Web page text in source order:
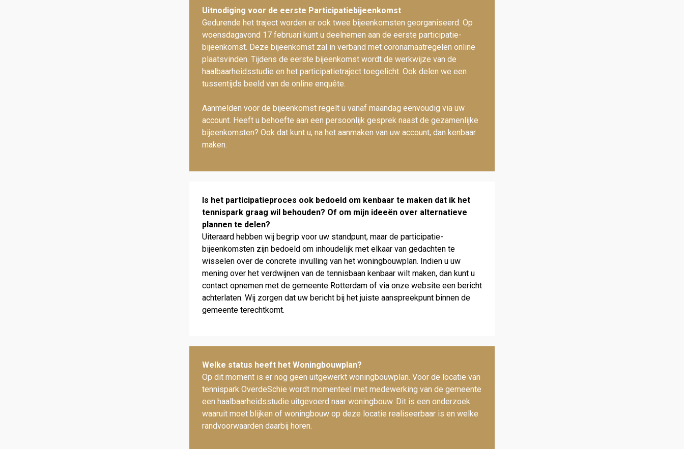
Uitnodiging voor de eerste Participatiebijeenkomst
Gedurende het traject worden er ook twee bijeenkomsten georganiseerd. Op
woensdagavond 17 februari kunt u deelnemen aan de eerste participatie­
bijeenkomst. Deze bijeen­komst zal in verband met corona­maatregelen online
plaatsvinden. Tijdens de eerste bijeenkomst wordt de werkwijze van de
haalbaarheids­studie en het participatie­traject toegelicht. Ook delen we een
tussentijds beeld van de online enquête.
Aanmelden voor de bijeenkomst regelt u vanaf maandag eenvoudig via uw
account. Heeft u behoefte aan een persoonlijk gesprek naast de gezamenlijke
bijeenkomsten? Ook dat kunt u, na het aanmaken van uw account, dan kenbaar
maken.
Is het participatieproces ook bedoeld om kenbaar te maken dat ik het
tennispark graag wil behouden? Of om mijn ideeën over alternatieve
plannen te delen?
Uiteraard hebben wij begrip voor uw standpunt, maar de participatie­
bijeenkomsten zijn bedoeld om inhoudelijk met elkaar van gedachten te
wisselen over de concrete invulling van het woning­bouwplan. Indien u uw
mening over het verdwijnen van de tennisbaan kenbaar wilt maken, dan kunt u
contact opnemen met de gemeente Rotterdam of via onze website een bericht
achterlaten. Wij zorgen dat uw bericht bij het juiste aanspreekpunt binnen de
gemeente terechtkomt.
Welke status heeft het Woningbouwplan?
Op dit moment is er nog geen uitgewerkt woningbouwplan. Voor de locatie van
tennispark OverdeSchie wordt momenteel met medewerking van de gemeente
een haalbaar­heids­studie uitgevoerd naar woning­bouw. Dit is een onderzoek
waaruit moet blijken of woningbouw op deze locatie realiseerbaar is en welke
rand­voor­waarden daarbij horen.